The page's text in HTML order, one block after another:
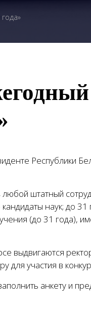
Республики
любой штатный
наук; до
(до 31 года),
выдвигаются
для участия в
анкету и